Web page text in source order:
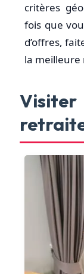
critères
fois que
d’offres,
la meilleure